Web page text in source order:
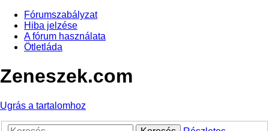
Fórumszabályzat
Hiba jelzése
A fórum használata
Ötletláda
Zeneszek.com
Ugrás a tartalomhoz